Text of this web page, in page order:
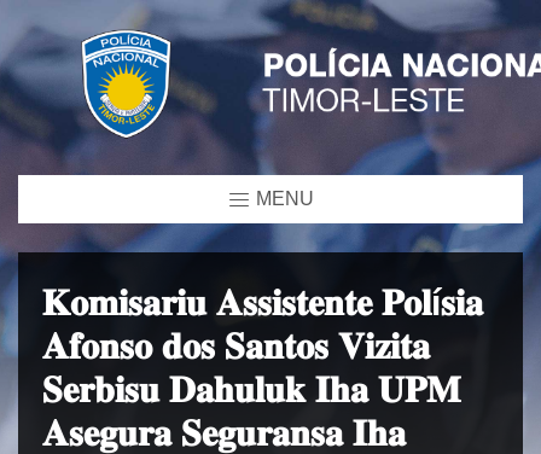
MENU
𝐊𝐨𝐦𝐢𝐬𝐚𝐫𝐢𝐮 𝐀𝐬𝐬𝐢𝐬𝐭𝐞𝐧𝐭𝐞 𝐏𝐨𝐥í𝐬𝐢𝐚
𝐀𝐟𝐨𝐧𝐬𝐨 𝐝𝐨𝐬 𝐒𝐚𝐧𝐭𝐨𝐬 𝐕𝐢𝐳𝐢𝐭𝐚
𝐒𝐞𝐫𝐛𝐢𝐬𝐮 𝐃𝐚𝐡𝐮𝐥𝐮𝐤 𝐈𝐡𝐚 𝐔𝐏𝐌
𝐀𝐬𝐞𝐠𝐮𝐫𝐚 𝐒𝐞𝐠𝐮𝐫𝐚𝐧𝐬𝐚 𝐈𝐡𝐚